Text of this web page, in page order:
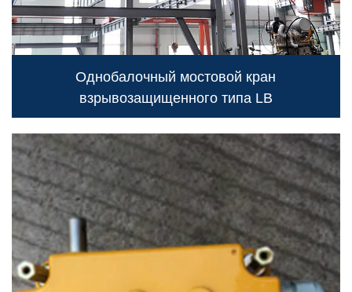
Однобалочный мостовой кран
взрывозащищенного типа LB